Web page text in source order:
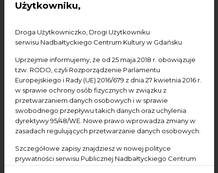
Użytkowniku,
Droga Użytkowniczko, Drogi Użytkowniku
serwisu Nadbałtyckiego Centrum Kultury w Gdańsku
Uprzejmie informujemy, że od 25 maja 2018 r. obowiązuje
tzw. RODO, czyli Rozporządzenie Parlamentu
Europejskiego i Rady (UE) 2016/679 z dnia 27 kwietnia 2016 r.
w sprawie ochrony osób fizycznych w związku z
przetwarzaniem danych osobowych i w sprawie
swobodnego przepływu takich danych oraz uchylenia
dyrektywy 95/48/WE. Nowe prawo wprowadza zmiany w
zasadach regulujących przetwarzanie danych osobowych.
Szczegółowe zapisy znajdziesz w nowej polityce
prywatności serwisu Publicznej Nadbałtyckiego Centrum
Kultury w Gdańsku. Jednocześnie informujemy, że Państwa
Konferencje
Literatura
Warsztaty
wydarzenia bezpłatne
wydarzenia płatne
wydarzenie dostępne
Wydarzenie zewnętrzne
Wykład
Spotkania
Koncerty Wystawy Edukacja
Data początkowa
Data końcowa
Termin:
-Wszystkie- Dzisiaj Jutro Pojutrze